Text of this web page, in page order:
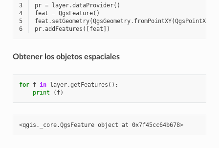
3
pr = layer.dataProvider()
4
feat = QgsFeature()
5
feat . setGeometry(QgsGeometry. fromPointXY(QgsPointXY
6
pr.addFeatures ([feat ])
Obtener los objetos espaciales
for f in layer.getFeatures ():
print
( f)
<qgis._core.QgsFeature object at 0x7f45cc64b678>